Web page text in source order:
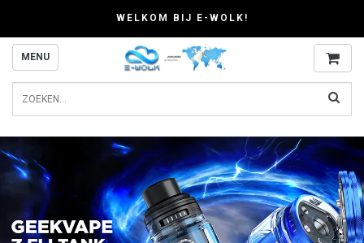
WELKOM BIJ E-WOLK!
MENU